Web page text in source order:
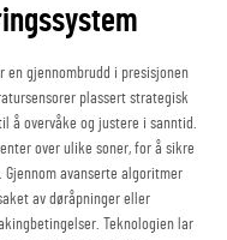
gjennombrudd i presisjonen
plassert strategisk
å overvåke og justere i sanntid.
over ulike soner, for å sikre
avanserte algoritmer
av døråpninger eller
Teknologien lar